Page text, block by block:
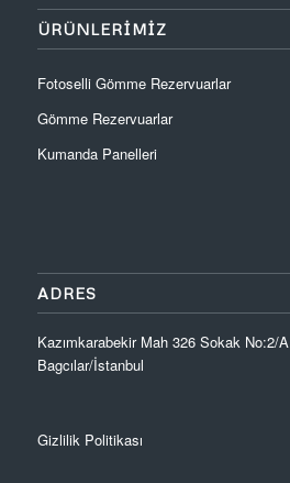
ÜRÜNLERIMIZ
Fotoselli Gömme Rezervuarlar
Gömme Rezervuarlar
Kumanda Panelleri
ADRES
Kazımkarabekir Mah 326 Sokak No:2/A
Bagcılar/İstanbul
Gizlilik Politikası